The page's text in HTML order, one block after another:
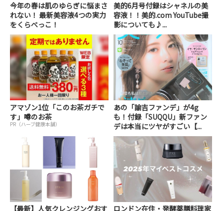
今年の春は肌のゆらぎに悩まさ
れない！ 最新美容液4つの実力
をくらべっこ！
美的6月号付録はシャネルの美
容液！！美的.com YouTube撮
影についても♪...
アマゾン1位「このお茶ガチで
す」噂のお茶
PR（ハーブ健康本舗）
あの「諭吉ファンデ」が4g
も！付録「SUQQU」新ファン
デは本当にツヤがすごい【...
【最新】人気クレンジングおす
ロンドン在住・発酵薬膳料理家